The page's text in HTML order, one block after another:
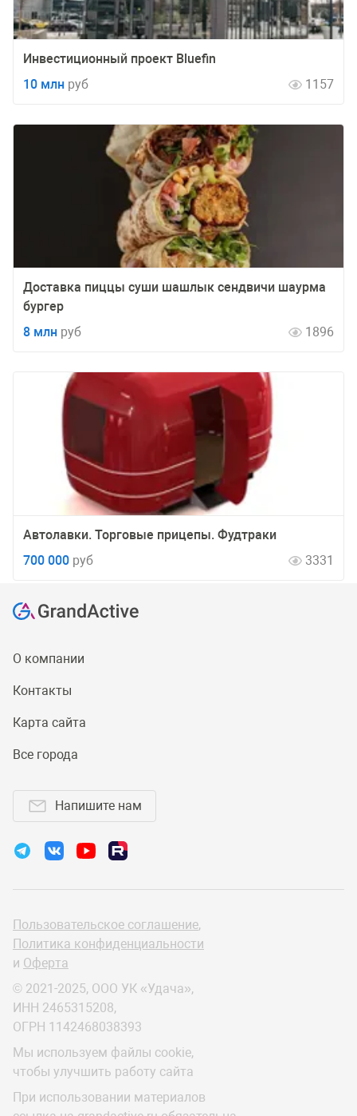
Инвестиционный проект Bluefin
10 млн руб 1157
Доставка пиццы суши шашлык сендвичи шаурма
бургер
8 млн руб 1896
Автолавки. Торговые прицепы. Фудтраки
700 000 руб 3331
О компании
Контакты
Карта сайта
Все города
Напишите нам
Пользовательское соглашение,
Политика конфиденциальности
и Оферта
© 2021-2025, ООО УК «Удача»,
ИНН 2465315208,
ОГРН 1142468038393
Мы используем файлы cookie,
чтобы улучшить работу сайта
При использовании материалов